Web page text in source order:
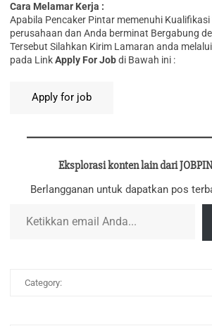
Cara Melamar Kerja :
Aраbіlа Pencaker Pintar memenuhi
perusahaan dan Anda berminat Bergabung
Tersebut Silahkan Kirim Lamaran anda
pada LinkApply For Jobdi Bawah ini :
Eksplorasi konten lain dari
Berlangganan untuk dapatkan pos
Category: